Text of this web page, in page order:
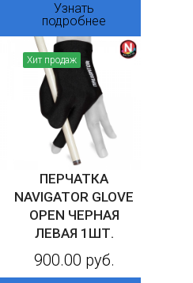
Узнать
подробнее
Хит продаж
ПЕРЧАТКА
NAVIGATOR GLOVE
OPEN ЧЕРНАЯ
ЛЕВАЯ 1ШТ.
900.00 руб.